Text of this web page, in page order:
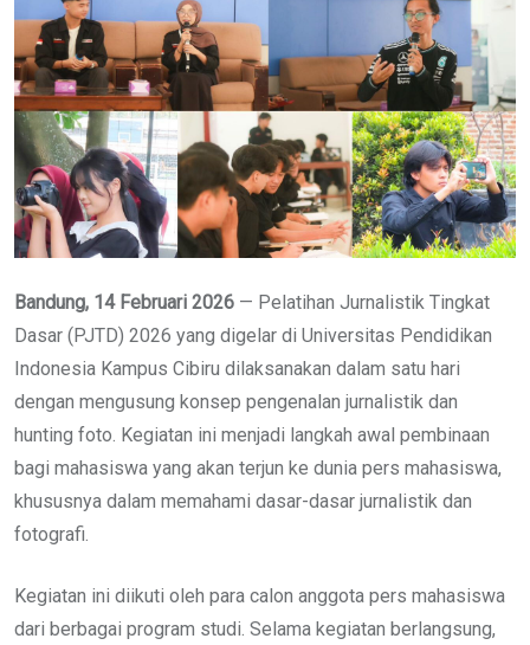
Bandung, 14 Februari 2026 — Pelatihan Jurnalistik Tingkat
Dasar (PJTD) 2026 yang digelar di Universitas Pendidikan
Indonesia Kampus Cibiru dilaksanakan dalam satu hari
dengan mengusung konsep pengenalan jurnalistik dan
hunting foto. Kegiatan ini menjadi langkah awal pembinaan
bagi mahasiswa yang akan terjun ke dunia pers mahasiswa,
khususnya dalam memahami dasar-dasar jurnalistik dan
fotografi.
Kegiatan ini diikuti oleh para calon anggota pers mahasiswa
dari berbagai program studi. Selama kegiatan berlangsung,